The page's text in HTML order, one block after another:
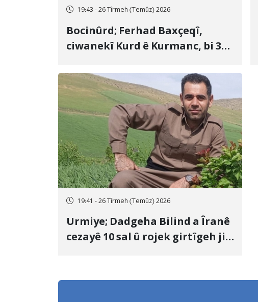
19:43 - 26 Tîrmeh (Temûz) 2026
Bocinûrd; Ferhad Baxçeqî,
ciwanekî Kurd ê Kurmanc, bi 3
cezakirin
19:41 - 26 Tîrmeh (Temûz) 2026
Urmiye; Dadgeha Bilind a Îranê
cezayê 10 sal û rojek girtîgeh ji